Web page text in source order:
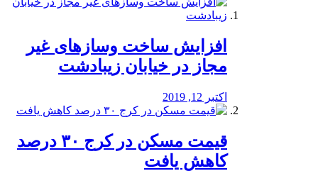
افزایش ساخت وسازهای غیر
مجاز در خیابان زیبادشت
اکتبر 12, 2019
️قیمت مسکن در کرج ۳۰ درصد
کاهش یافت